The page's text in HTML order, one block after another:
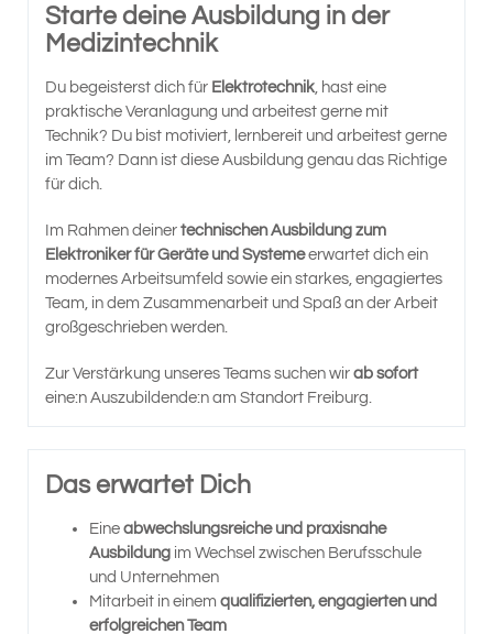
Starte deine Ausbildung in der
Medizintechnik
Du begeisterst dich für Elektrotechnik , hast eine
praktische Veranlagung und arbeitest gerne mit
Technik? Du bist motiviert, lernbereit und arbeitest gerne
im Team? Dann ist diese Ausbildung genau das Richtige
für dich.
Im Rahmen deinertechnischen Ausbildung zum
Elektroniker für Geräte und Systemeerwartet dich ein
modernes Arbeitsumfeld sowie ein starkes, engagiertes
Team, in dem Zusammenarbeit und Spaß an der Arbeit
großgeschrieben werden.
Zur Verstärkung unseres Teams suchen wirab sofort
eine:n Auszubildende:n am Standort Freiburg.
Das erwartet Dich
Eineabwechslungsreiche und praxisnahe
Ausbildung im Wechsel zwischen Berufsschule
und Unternehmen
Mitarbeit in einem qualifizierten, engagierten und
erfolgreichen Team